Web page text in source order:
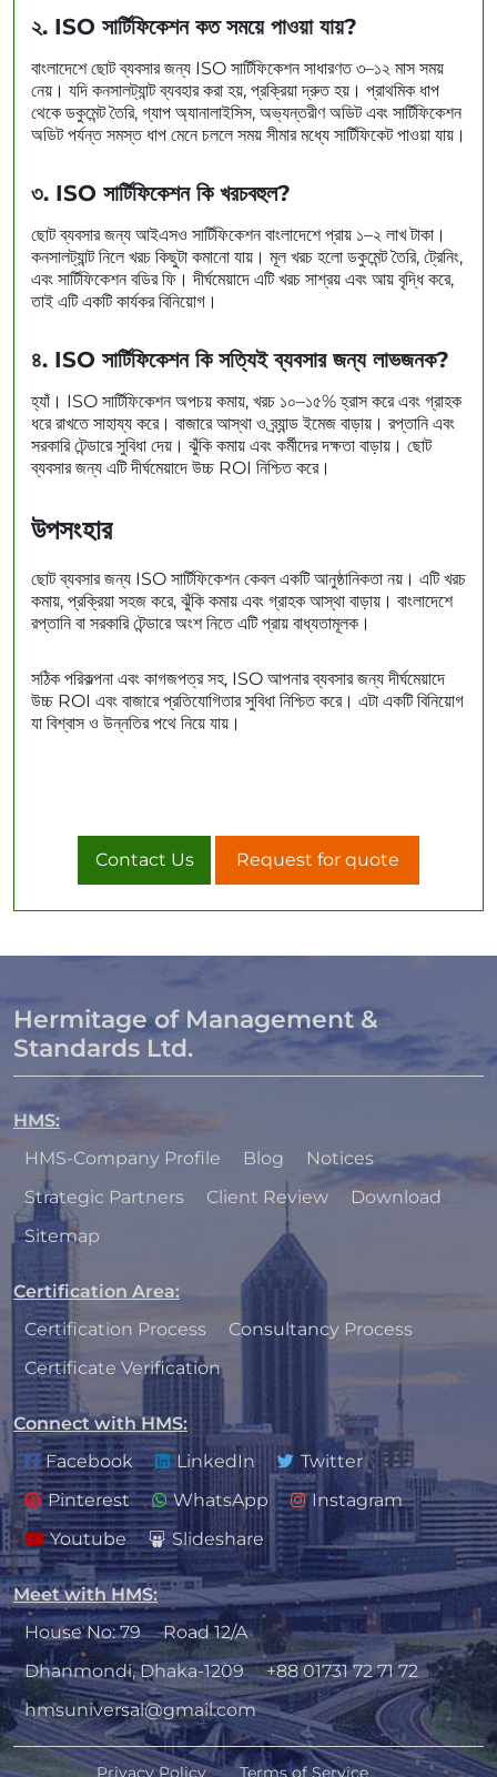
২. ISO সার্টিফিকেশন কত সময়ে পাওয়া যায়?
বাংলাদেশে ছোট ব্যবসার জন্য ISO সার্টিফিকেশন সাধারণত ৩–১২ মাস সময়
নেয়। যদি কনসালট্যান্ট ব্যবহার করা হয়, প্রক্রিয়া দ্রুত হয়। প্রাথমিক ধাপ
থেকে ডকুমেন্ট তৈরি, গ্যাপ অ্যানালাইসিস, অভ্যন্তরীণ অডিট এবং সার্টিফিকেশন
অডিট পর্যন্ত সমস্ত ধাপ মেনে চললে সময় সীমার মধ্যে সার্টিফিকেট পাওয়া যায়।
৩. ISO সার্টিফিকেশন কি খরচবহুল?
ছোট ব্যবসার জন্য আইএসও সার্টিফিকেশন বাংলাদেশে প্রায় ১–২ লাখ টাকা।
কনসালট্যান্ট নিলে খরচ কিছুটা কমানো যায়। মূল খরচ হলো ডকুমেন্ট তৈরি, ট্রেনিং,
এবং সার্টিফিকেশন বডির ফি। দীর্ঘমেয়াদে এটি খরচ সাশ্রয় এবং আয় বৃদ্ধি করে,
তাই এটি একটি কার্যকর বিনিয়োগ।
৪. ISO সার্টিফিকেশন কি সত্যিই ব্যবসার জন্য লাভজনক?
হ্যাঁ। ISO সার্টিফিকেশন অপচয় কমায়, খরচ ১০–১৫% হ্রাস করে এবং গ্রাহক
ধরে রাখতে সাহায্য করে। বাজারে আস্থা ও ব্র্যান্ড ইমেজ বাড়ায়। রপ্তানি এবং
সরকারি টেন্ডারে সুবিধা দেয়। ঝুঁকি কমায় এবং কর্মীদের দক্ষতা বাড়ায়। ছোট
ব্যবসার জন্য এটি দীর্ঘমেয়াদে উচ্চ ROI নিশ্চিত করে।
উপসংহার
ছোট ব্যবসার জন্য ISO সার্টিফিকেশন কেবল একটি আনুষ্ঠানিকতা নয়। এটি খরচ
কমায়, প্রক্রিয়া সহজ করে, ঝুঁকি কমায় এবং গ্রাহক আস্থা বাড়ায়। বাংলাদেশে
রপ্তানি বা সরকারি টেন্ডারে অংশ নিতে এটি প্রায় বাধ্যতামূলক।
সঠিক পরিকল্পনা এবং কাগজপত্র সহ, ISO আপনার ব্যবসার জন্য দীর্ঘমেয়াদে
উচ্চ ROI এবং বাজারে প্রতিযোগিতার সুবিধা নিশ্চিত করে। এটা একটি বিনিয়োগ
যা বিশ্বাস ও উন্নতির পথে নিয়ে যায়।
Contact Us Request for quote
Hermitage of Management &
Standards Ltd.
HMS:
HMS-Company Profile
Blog
Notices
Strategic Partners
Client Review
Download
Sitemap
Certification Area:
Certification Process
Consultancy Process
Certificate Verification
Connect with HMS:
Facebook
LinkedIn
Twitter
Pinterest
WhatsApp
Instagram
Youtube
Slideshare
Meet with HMS:
House No: 79
Road 12/A
Dhanmondi, Dhaka-1209
+88 01731 72 71 72
hmsuniversal@gmail.com
Privacy Policy Terms of Service